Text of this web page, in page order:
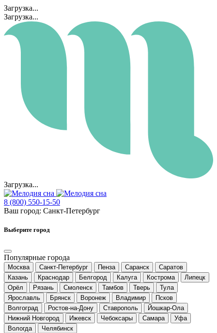
Загрузка...
Загрузка...
Загрузка...
8 (800) 550-15-50
Ваш город: Санкт-Петербург
Выберите город
Популярные города
Москва Санкт-Петербург Пенза Саранск
Саратов
Казань
Краснодар Белгород Калуга Кострома
Липецк
Орёл
Рязань Смоленск Тамбов Тверь
Тула
Ярославль
Брянск Воронеж Владимир
Псков
Волгоград
Ростов-на-Дону Ставрополь
Йошкар-Ола
Нижний Новгород
Ижевск Чебоксары Самара
Уфа
Вологда
Челябинск